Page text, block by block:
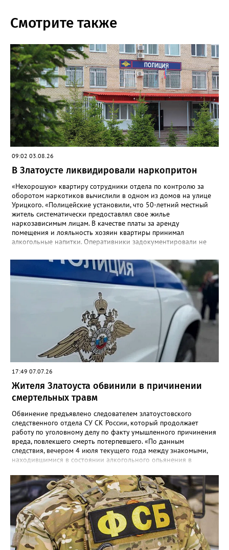
Смотрите также
09:02 03.08.26
В Златоусте ликвидировали наркопритон
«Нехорошую» квартиру сотрудники отдела по контролю за
оборотом наркотиков вычислили в одном из домов на улице
Урицкого. «Полицейские установили, что 50-летний местный
житель систематически предоставлял свое жилье
наркозависимым лицам. В качестве платы за аренду
помещения и лояльность хозяин квартиры принимал
алкогольные напитки. Оперативники задокументировали не
в златоустовском ОМВД. Хозяина притона задержали, он стал
фигурантом уголовного дела.
17:49 07.07.26
Жителя Златоуста обвинили в причинении
смертельных травм
Обвинение предъявлено следователем златоустовского
следственного отдела СУ СК России, который продолжает
работу по уголовному делу по факту умышленного причинения
вреда, повлекшего смерть потерпевшего. «По данным
следствия, вечером 4 июля текущего года между знакомыми,
находившимися в состоянии алкогольного опьянения в
произошёл конфликт, в ходе которого обвиняемый нанёс не
менее двух ударов ножом в область бедра 35-летнего
потерпевшего. Смерть мужчины наступила от полученных
телесных повреждений на месте происшествия», - сообщили в
СК. Агрессора при попытке скрыться задержали сотрудники
отдельной роты патрульно-постовой службы. Сейчас назначен
комплекс судебных экспертиз, следствие планирует просить
суд заключить фигуранта уголовного дела под стражу.